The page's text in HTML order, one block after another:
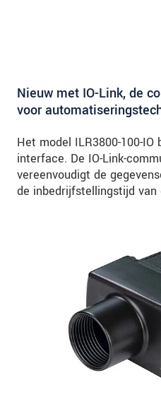
Nieuw met IO-Link, de
voor
Het model ILR3800-100-IO
interface. De IO-Link-
vereenvoudigt de
de inbedrijfstellingstijd van